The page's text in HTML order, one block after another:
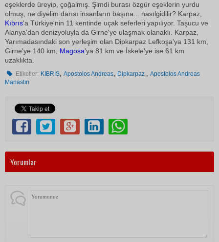
eşeklerde üreyip, çoğalmış. Şimdi burası özgür eşeklerin yurdu
olmuş, ne diyelim darısı insanların başına... nasılgidilir? Karpaz,
Kıbrıs'a Türkiye'nin 11 kentinde uçak seferleri yapılıyor. Taşucu ve
Alanya'dan denizyoluyla da Girne'ye ulaşmak olanaklı. Karpaz,
Yarımadasındaki son yerleşim olan Dipkarpaz Lefkoşa'ya 131 km,
Girne'ye 140 km, Magosa'ya 81 km ve İskele'ye ise 61 km
uzaklıkta.
Etiketler: KIBRIS,Apostolos Andreas, Dipkarpaz ,Apostolos Andreas
Manastırı
Yorumlar